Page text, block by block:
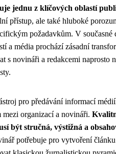
jednu z klíčových oblastí
přístup, ale také hluboké
požadavkům. V současné
a média prochází zásadní
s novináři a redakcemi naprosto
pro předávání informací
organizací a novináři.
být stručná, výstižná a
potřebuje pro vytvoření